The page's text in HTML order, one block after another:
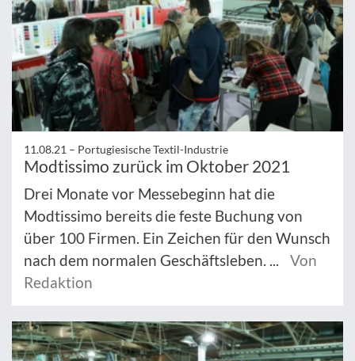
11.08.21 – Portugiesische Textil-Industrie
Modtissimo zurück im Oktober 2021
Drei Monate vor Messebeginn hat die
Modtissimo bereits die feste Buchung von
über 100 Firmen. Ein Zeichen für den Wunsch
nach dem normalen Geschäftsleben. ...
Von
Redaktion